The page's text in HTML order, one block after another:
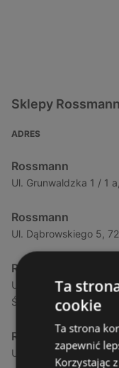
Sklepy
ADRES
Rossmann
Ul. Grunwaldzka 1 / 1
Rossmann
Ul. Dąbrowskiego 5,
Rossmann
Ul. Dąbrowskiego 5
Świnoujście
Rossmann
Ul. Wojska Polskiego
Ta
cookie
Ta strona
zapewnić
Korzystając